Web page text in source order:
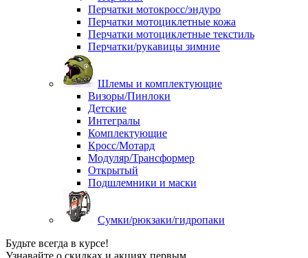
Перчатки мотокросс/эндуро
Перчатки мотоциклетные кожа
Перчатки мотоциклетные текстиль
Перчатки/рукавицы зимние
Шлемы и комплектующие
Визоры/Пинлоки
Детские
Интегралы
Комплектующие
Кросс/Мотард
Модуляр/Трансформер
Открытый
Подшлемники и маски
Сумки/рюкзаки/гидропаки
Будьте всегда в курсе!